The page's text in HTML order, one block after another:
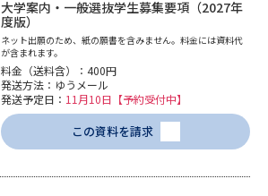
受付内容・発送状況の確認
個人情報取扱規定
テレメール進学カタログ
大学案内・一般選抜学生募集要項（2027年
度版）
ネット出願のため、紙の願書を含みません。料金には資料代
が含まれます。
料金（送料含）：400円
発送方法：ゆうメール
発送予定日： 11月10日【予約受付中】
この資料を請求